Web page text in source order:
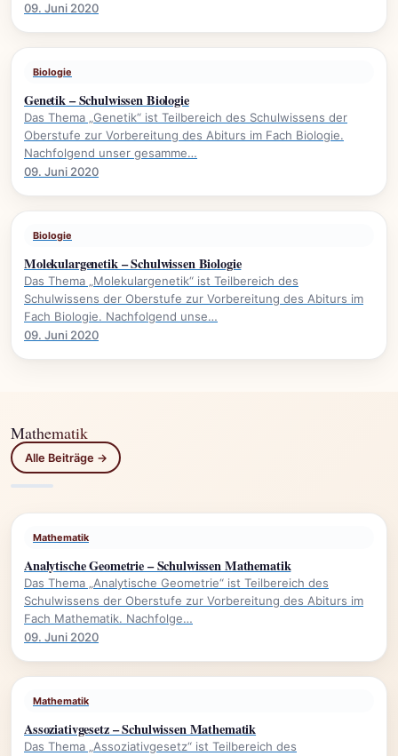
09. Juni 2020
Biologie
Genetik – Schulwissen Biologie
Das Thema „Genetik“ ist Teilbereich des Schulwissens der
Oberstufe zur Vorbereitung des Abiturs im Fach Biologie.
Nachfolgend unser gesamme…
09. Juni 2020
Biologie
Molekulargenetik – Schulwissen Biologie
Das Thema „Molekulargenetik“ ist Teilbereich des
Schulwissens der Oberstufe zur Vorbereitung des Abiturs im
Fach Biologie. Nachfolgend unse…
09. Juni 2020
Mathematik
Alle Beiträge →
Mathematik
Analytische Geometrie – Schulwissen Mathematik
Das Thema „Analytische Geometrie“ ist Teilbereich des
Schulwissens der Oberstufe zur Vorbereitung des Abiturs im
Fach Mathematik. Nachfolge…
09. Juni 2020
Mathematik
Assoziativgesetz – Schulwissen Mathematik
Das Thema „Assoziativgesetz“ ist Teilbereich des